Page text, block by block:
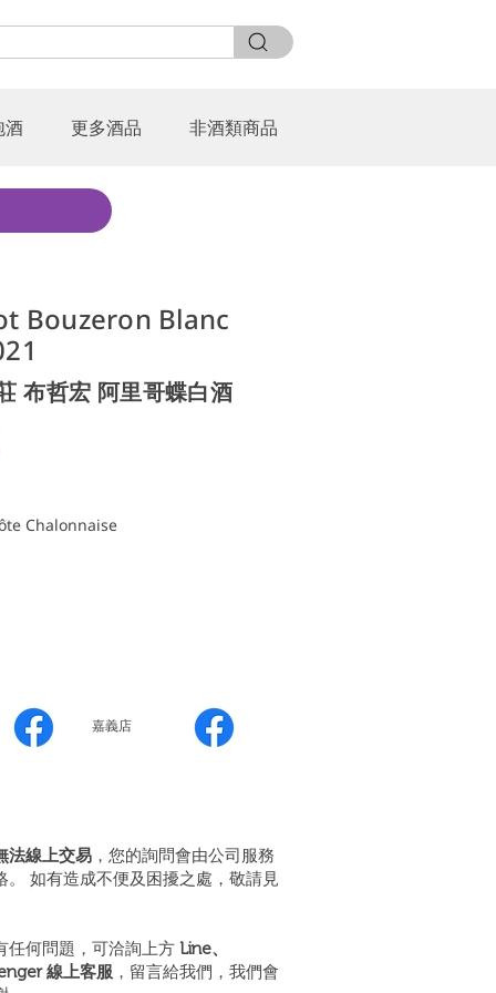
酒 更多酒品 非酒類商品
Bouzeron Blanc
布哲宏 阿里哥蝶白酒
Chalonnaise
嘉義店
法線上交易 ，您的詢問會由公司服務
。 如有造成不便及困擾之處，敬請見
任何問題，可洽詢上方 Line、
線上客服 ，留言給我們，我們會